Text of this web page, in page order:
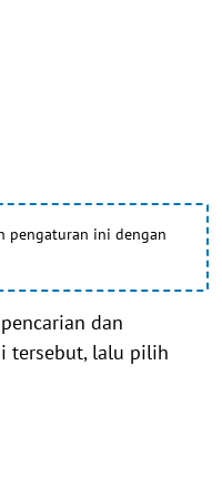
pengaturan ini dengan
dan
tersebut, lalu pilih